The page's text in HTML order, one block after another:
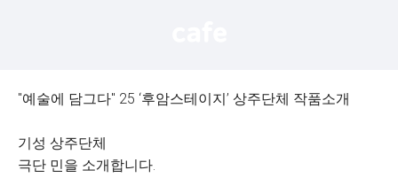
게
"예술에 담그다" 25 ‘후암스테이지’ 상주단체 작품소개
기성 상주단체
극단 민을 소개합니다.